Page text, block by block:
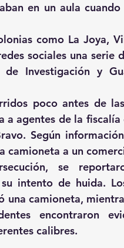
en un aula
como La Joya,
sociales una
de Investigación y
poco antes de
a agentes de la
Según
camioneta a un
se
intento de huida.
una camioneta,
encontraron
calibres.